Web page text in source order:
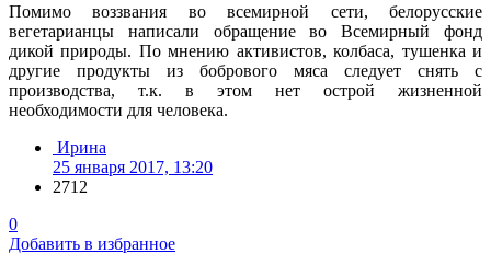
Помимо воззвания во всемирной сети, белорусские
вегетарианцы написали обращение во Всемирный фонд
дикой природы. По мнению активистов, колбаса, тушенка и
другие продукты из бобрового мяса следует снять с
производства, т.к. в этом нет острой жизненной
необходимости для человека.
Ирина
25 января 2017, 13:20
2712
0
Добавить в избранное